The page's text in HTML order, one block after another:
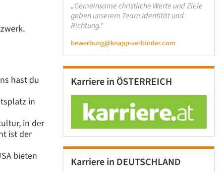
hast du
in
in der
ist der
bieten
„Gemeinsame christliche Werte und Ziele
geben unserem Team Identität und
Richtung.“
bewerbung@knapp-verbinder.com
Karriere in ÖSTERREICH
Karriere in DEUTSCHLAND